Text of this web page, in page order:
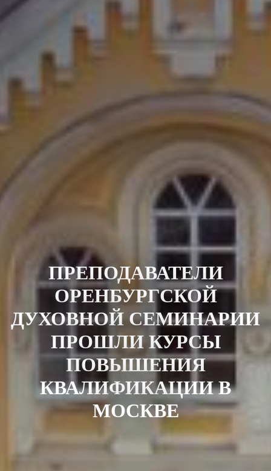
ПРЕПОДАВАТЕЛИ
ОРЕНБУРГСКОЙ
ДУХОВНОЙ СЕМИНАРИИ
ПРОШЛИ КУРСЫ
ПОВЫШЕНИЯ
КВАЛИФИКАЦИИ В
МОСКВЕ